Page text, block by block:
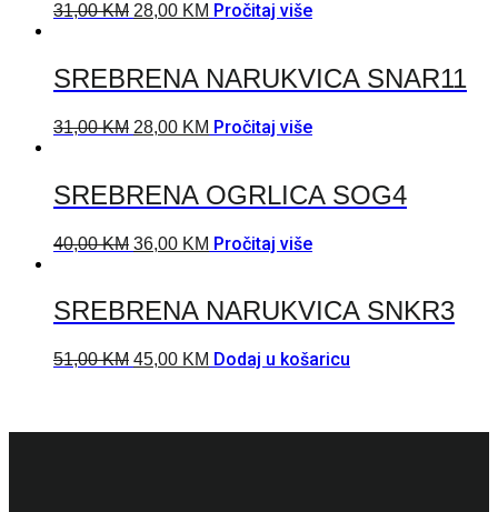
31,00KM 28,00 KM Pročitaj više
SREBRENA NARUKVICA SNAR11
31,00KM 28,00 KM Pročitaj više
SREBRENA OGRLICA SOG4
40,00KM 36,00 KM Pročitaj više
SREBRENA NARUKVICA SNKR3
51,00KM 45,00 KM Dodaj u košaricu